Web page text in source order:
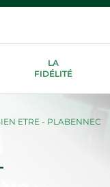
LA
FIDÉLITÉ
ETRE - PLABENNEC